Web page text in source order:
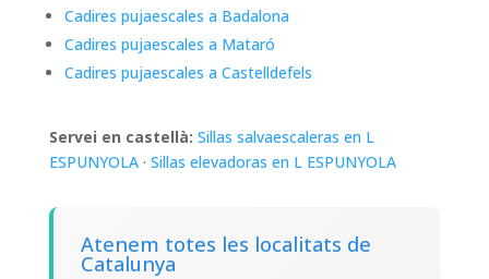
Cadires pujaescales a Badalona
Cadires pujaescales a Mataró
Cadires pujaescales a Castelldefels
Servei en castellà: Sillas salvaescaleras en L
ESPUNYOLA· Sillas elevadoras en L ESPUNYOLA
Atenem totes les localitats de
Catalunya